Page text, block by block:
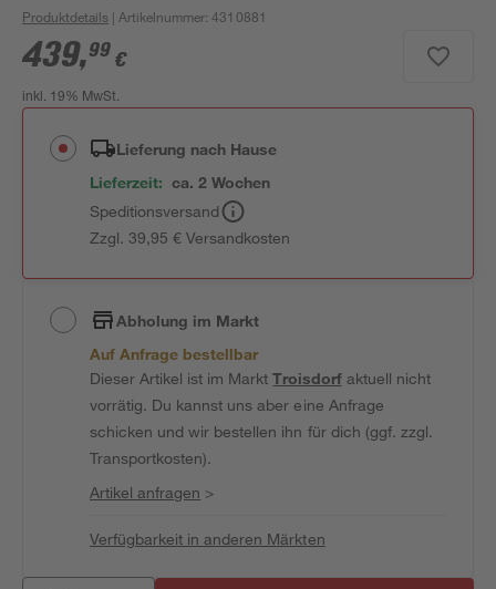
Produktdetails | Artikelnummer:4310881
439,99 €
inkl. 19% MwSt.
Lieferung nach Hause
Lieferzeit: ca. 2 Wochen
Speditionsversand
Zzgl. 39,95 € Versandkosten
Abholung im Markt
Auf Anfrage bestellbar
Dieser Artikel ist im MarktTroisdorfaktuell nicht
vorrätig. Du kannst uns aber eine Anfrage
schicken und wir bestellen ihn für dich (ggf. zzgl.
Transportkosten).
Artikel anfragen >
Verfügbarkeit in anderen Märkten